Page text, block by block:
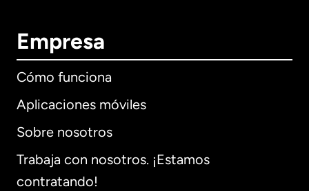
Empresa
Cómo funciona
Aplicaciones móviles
Sobre nosotros
Trabaja con nosotros. ¡Estamos
contratando!